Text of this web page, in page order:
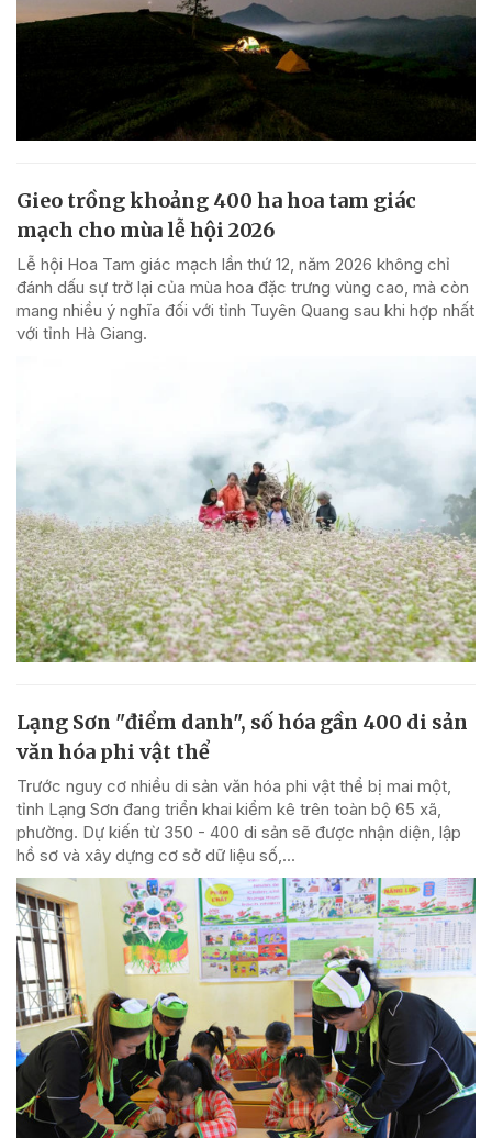
Gieo trồng khoảng 400 ha hoa tam giác
mạch cho mùa lễ hội 2026
Lễ hội Hoa Tam giác mạch lần thứ 12, năm 2026 không chỉ
đánh dấu sự trở lại của mùa hoa đặc trưng vùng cao, mà còn
mang nhiều ý nghĩa đối với tỉnh Tuyên Quang sau khi hợp nhất
với tỉnh Hà Giang.
Lạng Sơn "điểm danh", số hóa gần 400 di sản
văn hóa phi vật thể
Trước nguy cơ nhiều di sản văn hóa phi vật thể bị mai một,
tỉnh Lạng Sơn đang triển khai kiểm kê trên toàn bộ 65 xã,
phường. Dự kiến từ 350 - 400 di sản sẽ được nhận diện, lập
hồ sơ và xây dựng cơ sở dữ liệu số,...